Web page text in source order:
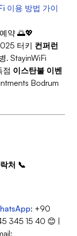
이용 방법 가이
약 🌅💖
터키 컨퍼런
. StayinWiFi
점 이스탄불 이벤
Bodrum
처 📞
: +90
345 15 40 😊 |